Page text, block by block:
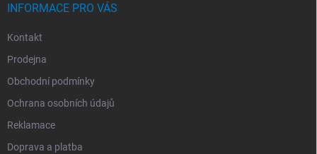
INFORMACE PRO VÁS
Kontakt
Prodejna
Obchodní podmínky
Ochrana osobních údajů
Reklamace
Doprava a platba